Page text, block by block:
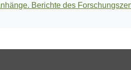
Berichte des